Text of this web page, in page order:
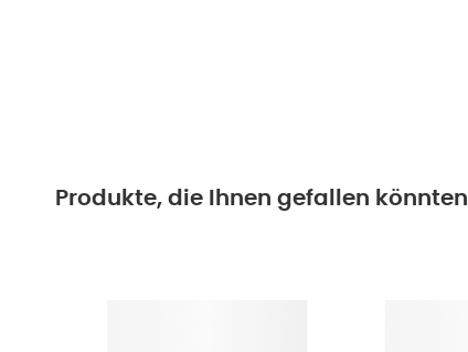
Produkte, die Ihnen gefallen könnten